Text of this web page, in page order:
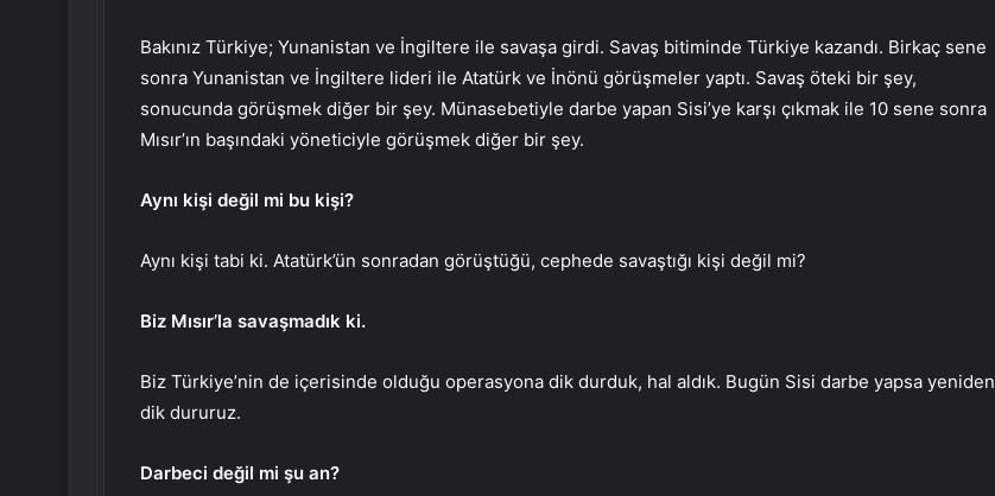
Bakınız Türkiye; Yunanistan ve İngiltere ile savaşa girdi. Savaş bitiminde Türkiye kazandı. Birkaç sene
sonra Yunanistan ve İngiltere lideri ile Atatürk ve İnönü görüşmeler yaptı. Savaş öteki bir şey,
sonucunda görüşmek diğer bir şey. Münasebetiyle darbe yapan Sisi’ye karşı çıkmak ile 10 sene sonra
Mısır’ın başındaki yöneticiyle görüşmek diğer bir şey.
Aynı kişi değil mi bu kişi?
Aynı kişi tabi ki. Atatürk’ün sonradan görüştüğü, cephede savaştığı kişi değil mi?
Biz Mısır’la savaşmadık ki.
Biz Türkiye’nin de içerisinde olduğu operasyona dik durduk, hal aldık. Bugün Sisi darbe yapsa yeniden
dik dururuz.
Darbeci değil mi şu an?